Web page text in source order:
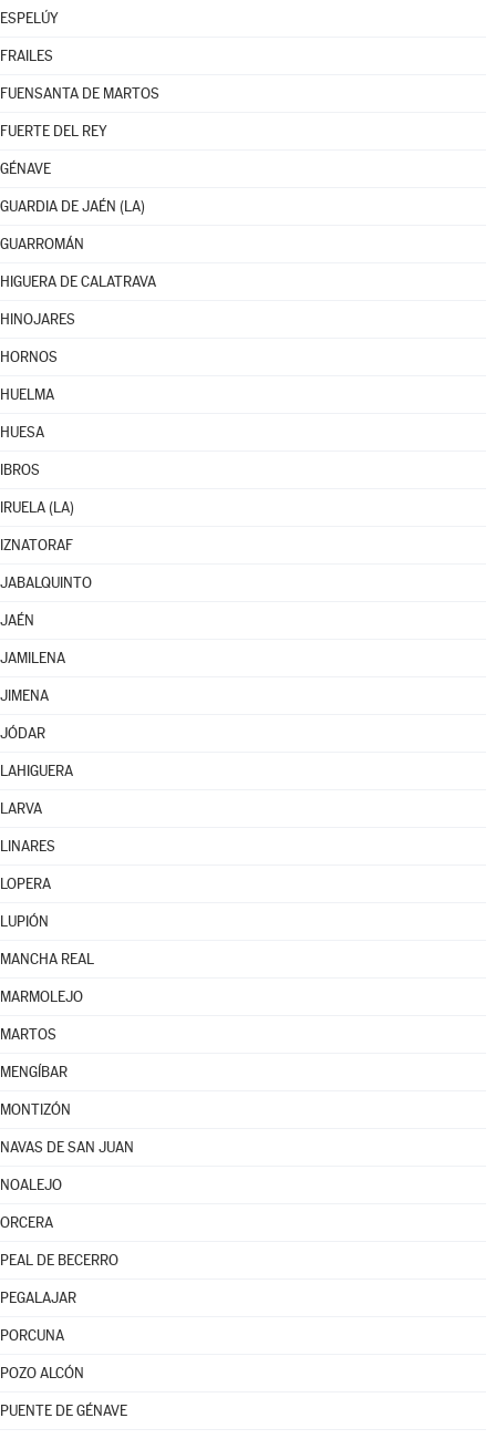
ESPELÚY
FRAILES
FUENSANTA DE MARTOS
FUERTE DEL REY
GÉNAVE
GUARDIA DE JAÉN (LA)
GUARROMÁN
HIGUERA DE CALATRAVA
HINOJARES
HORNOS
HUELMA
HUESA
IBROS
IRUELA (LA)
IZNATORAF
JABALQUINTO
JAÉN
JAMILENA
JIMENA
JÓDAR
LAHIGUERA
LARVA
LINARES
LOPERA
LUPIÓN
MANCHA REAL
MARMOLEJO
MARTOS
MENGÍBAR
MONTIZÓN
NAVAS DE SAN JUAN
NOALEJO
ORCERA
PEAL DE BECERRO
PEGALAJAR
PORCUNA
POZO ALCÓN
PUENTE DE GÉNAVE